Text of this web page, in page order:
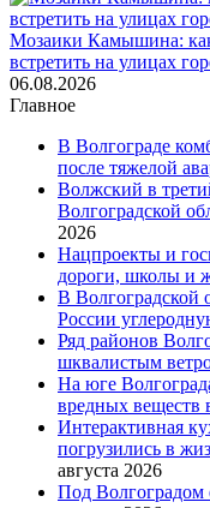
Мозаики Камышина:
встретить на улицах
06.08.2026
Главное
В Волгограде
после тяжелой
Волжский в
Волгоградской
2026
Нацпроекты и
дороги, школы и
В Волгоградской
России
Ряд районов
шквалистым
На юге
вредных веществ
Интерактивная
погрузились в
августа 2026
Под Волгоградом